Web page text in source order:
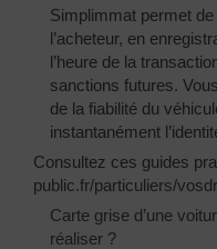
Simplimmat permet de
l’acheteur, en
l’heure de la
sanctions futures.
de la fiabilité du
instantanément
Consultez ces guides
public.fr/particuliers/
Carte grise d’une
réaliser ?